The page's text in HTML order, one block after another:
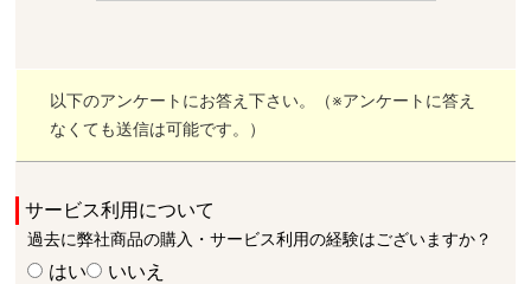
以下のアンケートにお答え下さい。（※アンケートに答え
なくても送信は可能です。）
サービス利用について
過去に弊社商品の購入・サービス利用の経験はございますか？
はい いいえ